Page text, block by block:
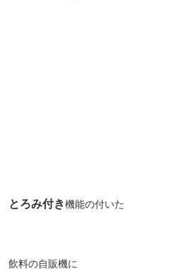
とろみ付き機能の付いた
の自販機に